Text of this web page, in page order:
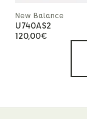
New Balance
U740AS2
120,00€